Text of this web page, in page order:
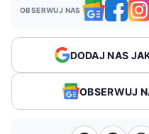
OBSERWUJ NAS
DODAJ NAS
OBSERWUJ